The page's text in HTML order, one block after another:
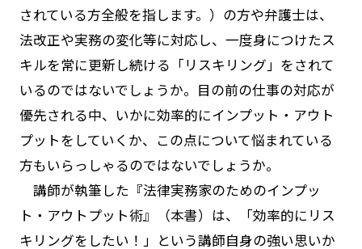
されている方全般を指します。）の方や弁護士は、
法改正や実務の変化等に対応し、一度身につけたス
キルを常に更新し続ける「リスキリング」をされて
いるのではないでしょうか。目の前の仕事の対応が
優先される中、いかに効率的にインプット・アウト
プットをしていくか、この点について悩まれている
方もいらっしゃるのではないでしょうか。
講師が執筆した『法律実務家のためのインプッ
ト・アウトプット術』（本書）は、「効率的にリス
キリングをしたい！」という講師自身の強い思いか